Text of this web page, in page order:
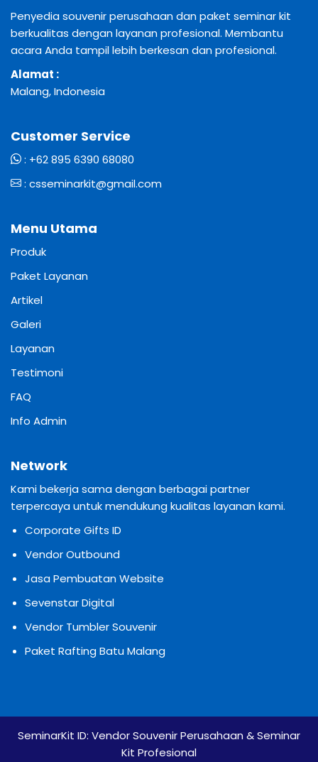
Penyedia souvenir perusahaan dan paket seminar kit
berkualitas dengan layanan profesional. Membantu
acara Anda tampil lebih berkesan dan profesional.
Alamat :
Malang, Indonesia
Customer Service
: +62 895 6390 68080
: csseminarkit@gmail.com
Menu Utama
Produk
Paket Layanan
Artikel
Galeri
Layanan
Testimoni
FAQ
Info Admin
Network
Kami bekerja sama dengan berbagai partner
terpercaya untuk mendukung kualitas layanan kami.
Corporate Gifts ID
Vendor Outbound
Jasa Pembuatan Website
Sevenstar Digital
Vendor Tumbler Souvenir
Paket Rafting Batu Malang
SeminarKit ID: Vendor Souvenir Perusahaan & Seminar
Kit Profesional